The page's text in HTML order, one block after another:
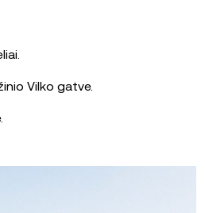
Vilko gatve.